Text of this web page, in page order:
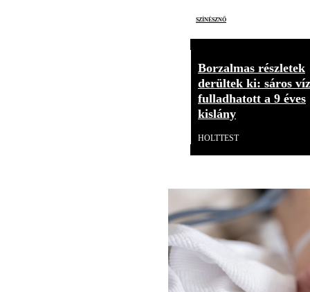
színésznő
Borzalmas részletek
derültek ki: sáros
fulladhatott a 9 éves
kislány
HOLTTEST